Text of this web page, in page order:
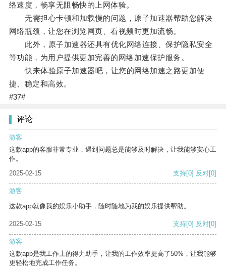
络速度，畅享无阻畅快的上网体验。
无需担心卡顿和加载慢的问题，原子加速器帮助您解决
网络瓶颈，让您在浏览网页、看视频时更加流畅。
此外，原子加速器还具有优化网络连接、保护隐私安全
等功能，为用户提供更加完善的网络加速保护服务。
快来体验原子加速器吧，让您的网络加速之路更加便
捷、稳定和高效。
#37#
评论
游客
这款app的客服非常专业，遇到问题总是能够及时解决，让我能够安心工
作。
2025-02-15
支持[0] 反对[0]
游客
这款app就像我的娱乐小助手，随时随地为我的娱乐提供帮助。
2025-02-15 支持[0] 反对[0]
游客
这款app是我工作上的得力助手，让我的工作效率提高了50%，让我能够
更轻松地完成工作任务。